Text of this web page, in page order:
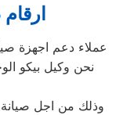
عملاء دعم اجهزة
نحن وكيل بيكو
وذلك من اجل صيانة